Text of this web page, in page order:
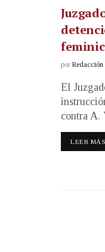
por
El
contra A.
LEER MÁS